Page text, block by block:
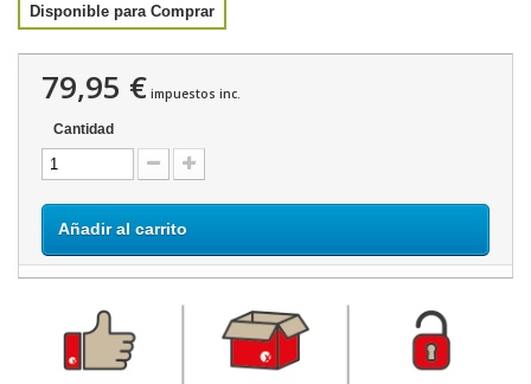
Disponible para Comprar
79,95 € impuestos inc.
Cantidad
Añadir al carrito